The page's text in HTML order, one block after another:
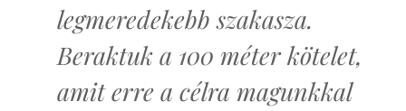
legmeredekebb szakasza.
Beraktuk a 100 méter kötelet,
amit erre a célra magunkkal